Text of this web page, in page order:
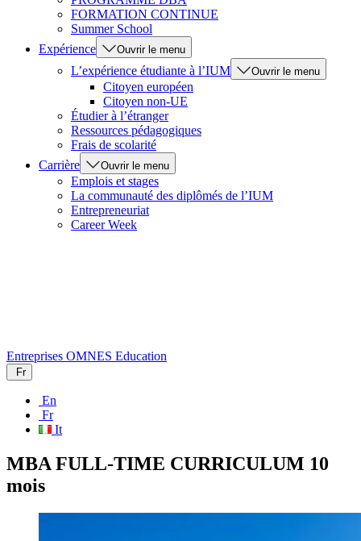
FORMATION CONTINUE
Summer School
Expérience
Ouvrir le menu
L’expérience étudiante à l’IUM Ouvrir le menu
Citoyen européen
Citoyen non-UE
Étudier à l’étranger
Ressources pédagogiques
Frais de scolarité
Carrière
Ouvrir le menu
Emplois et stages
La communauté des diplômés de l’IUM
Entrepreneuriat
Career Week
Entreprises OMNES Education
Fr
En
Fr
It
MBA FULL-TIME CURRICULUM 10
mois